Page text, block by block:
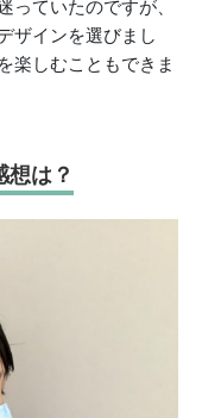
っていたのですが、
ザインを選びまし
楽しむこともできま
は？